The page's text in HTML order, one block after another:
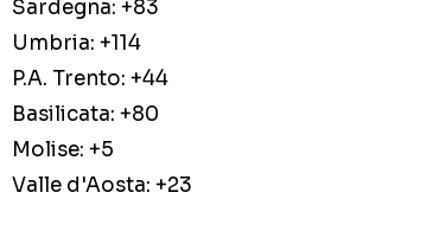
Sardegna: +83
Umbria: +114
P.A. Trento: +44
Basilicata: +80
Molise: +5
Valle d'Aosta: +23